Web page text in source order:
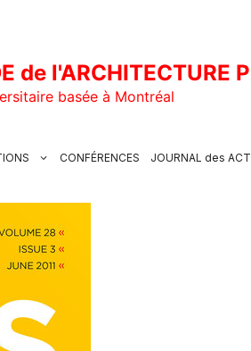
de l'ARCHITECTURE
basée à Montréal
CONFÉRENCES JOURNAL des